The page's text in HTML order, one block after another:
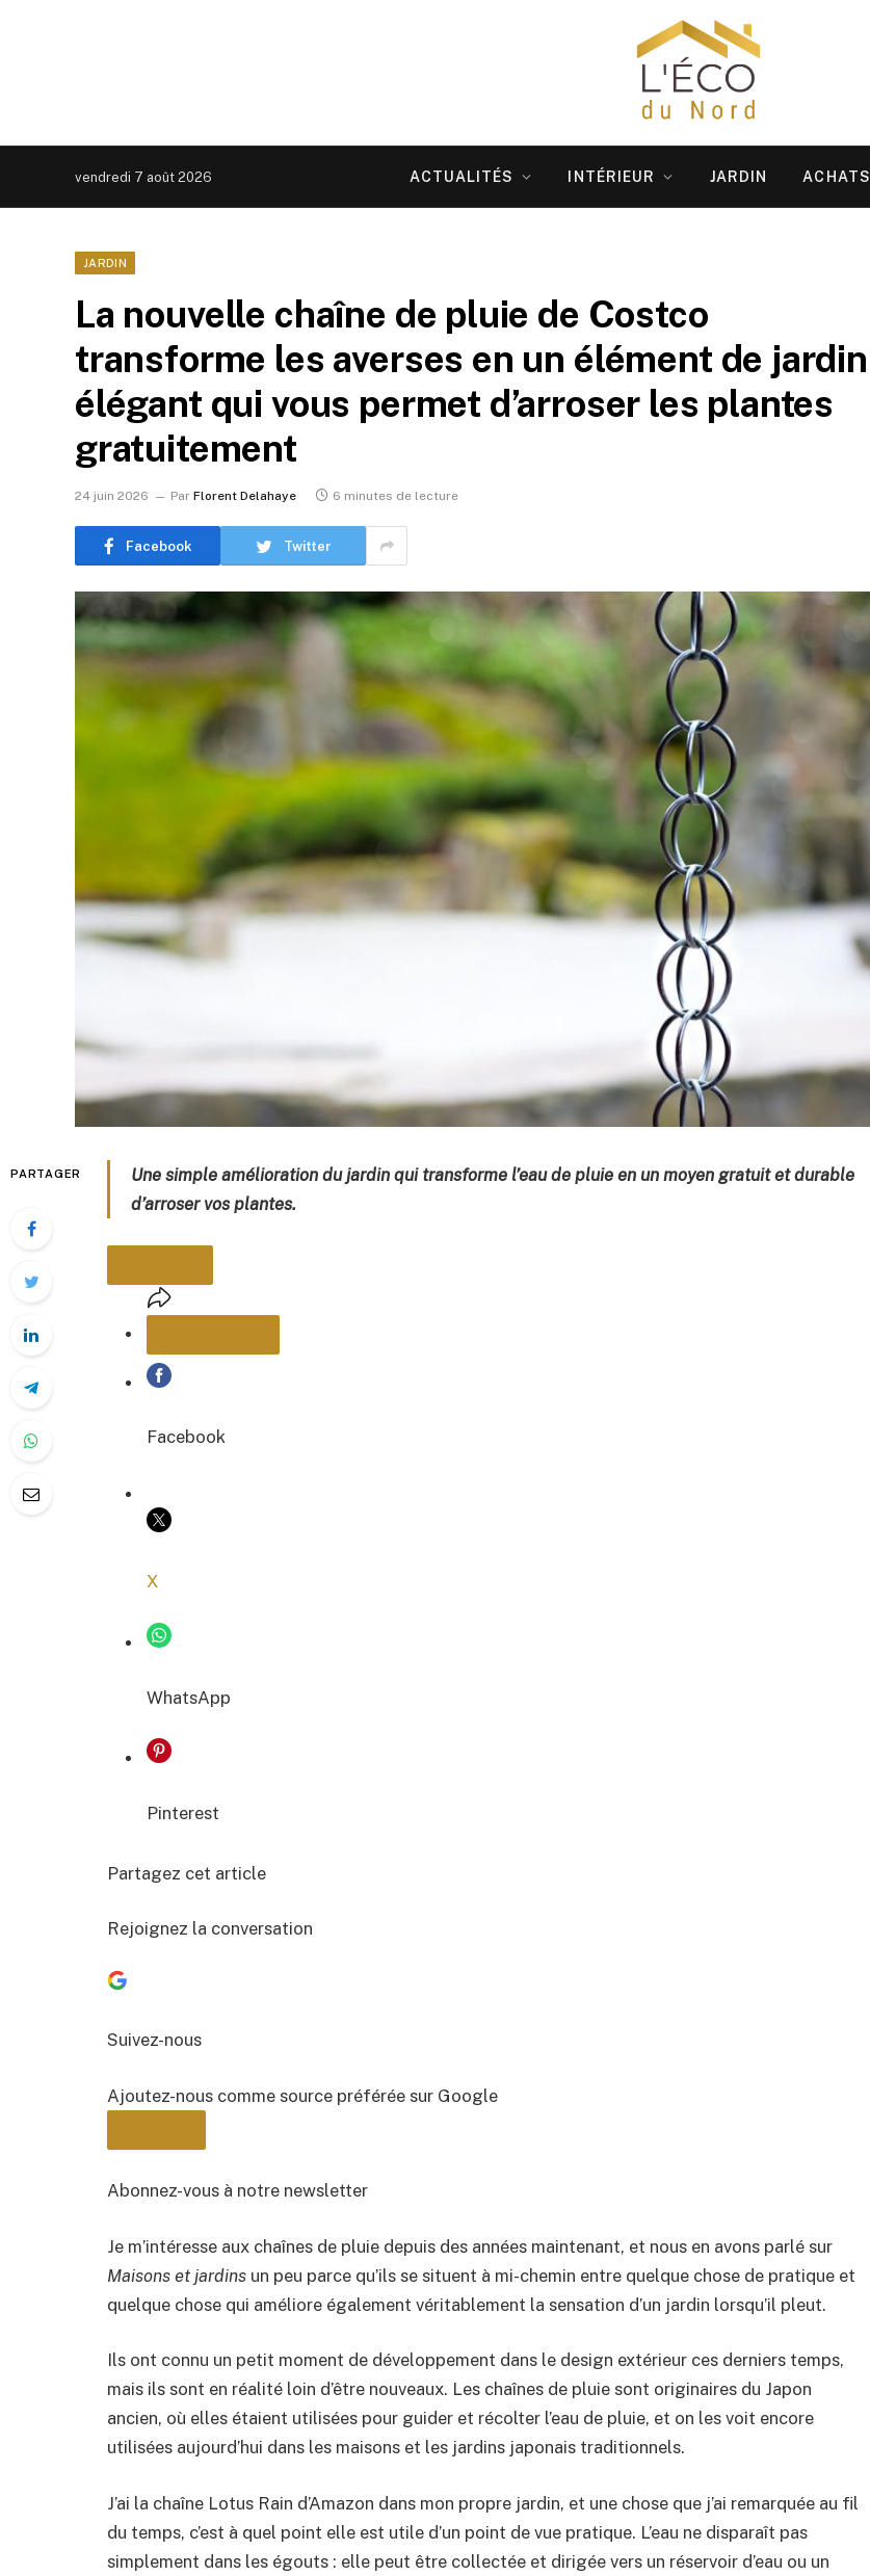
vendredi 7 août 2026 ACTUALITÉS INTÉRIEUR JARDIN ACHATS
JARDIN
La nouvelle chaîne de pluie de Costco
transforme les averses en un élément de jardin
élégant qui vous permet d’arroser les plantes
gratuitement
24 juin 2026 Par Florent Delahaye 6 minutes de lecture
Facebook Twitter
PARTAGER
Une simple amélioration du jardin qui transforme l’eau de pluie en un moyen gratuit et durable
d’arroser vos plantes.
PARTAGER
COPIER LE LIEN
Facebook
X
WhatsApp
Pinterest
Partagez cet article
Rejoignez la conversation
Suivez-nous
Ajoutez-nous comme source préférée sur Google
BULLETIN
Abonnez-vous à notre newsletter
Je m’intéresse aux chaînes de pluie depuis des années maintenant, et nous en avons parlé sur
Maisons et jardins un peu parce qu’ils se situent à mi-chemin entre quelque chose de pratique et
quelque chose qui améliore également véritablement la sensation d’un jardin lorsqu’il pleut.
Ils ont connu un petit moment de développement dans le design extérieur ces derniers temps,
mais ils sont en réalité loin d’être nouveaux. Les chaînes de pluie sont originaires du Japon
ancien, où elles étaient utilisées pour guider et récolter l’eau de pluie, et on les voit encore
utilisées aujourd’hui dans les maisons et les jardins japonais traditionnels.
J’ai la chaîne Lotus Rain d’Amazon dans mon propre jardin, et une chose que j’ai remarquée au fil
du temps, c’est à quel point elle est utile d’un point de vue pratique. L’eau ne disparaît pas
simplement dans les égouts : elle peut être collectée et dirigée vers un réservoir d’eau ou un